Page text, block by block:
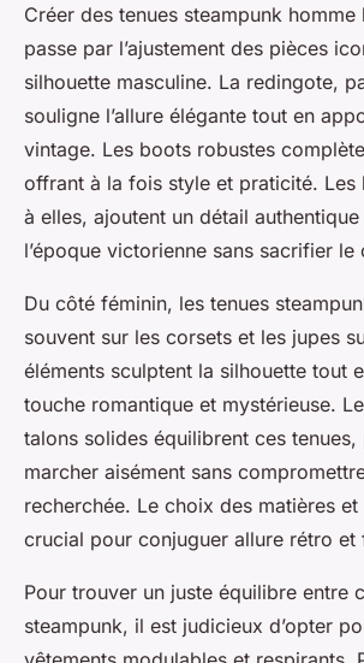
Créer des tenues steampunk homme
passe par l’ajustement des pièces
silhouette masculine. La redingote,
souligne l’allure élégante tout en
vintage. Les boots robustes
offrant à la fois style et praticité. Les
à elles, ajoutent un détail
l’époque victorienne sans sacrifier le
Du côté féminin, les tenues
souvent sur les corsets et les jupes
éléments sculptent la silhouette tout
touche romantique et mystérieuse.
talons solides équilibrent ces
marcher aisément sans
recherchée. Le choix des matières
crucial pour conjuguer allure rétro et
Pour trouver un juste équilibre entre
steampunk, il est judicieux d’opter